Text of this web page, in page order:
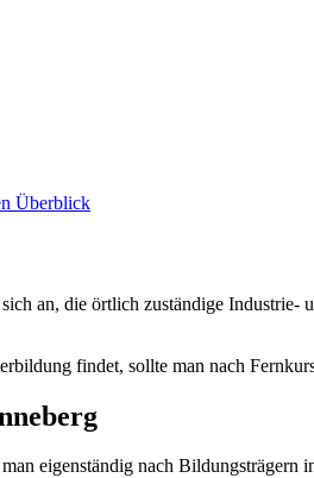
Überblick
an, die örtlich zuständige
findet, sollte man nach
eigenständig nach